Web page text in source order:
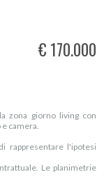
€ 170.000
zona giorno living con
camera.
rappresentare l'ipotesi
Le planimetrie